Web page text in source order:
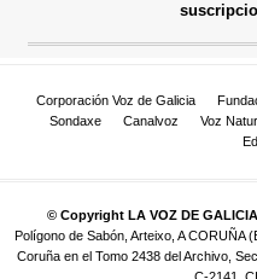
Corporación Voz de Galicia
Sondaxe
Canalvoz Voz
© Copyright LA VOZ DE
Polígono de Sabón, Arteixo, A CORUÑA
Coruña en el Tomo 2438 del Archivo,